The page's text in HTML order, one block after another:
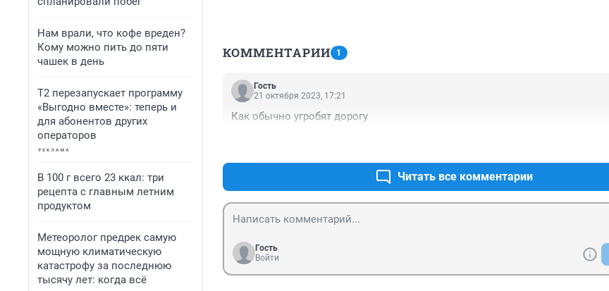
Нам врали, что кофе вреден?
Кому можно пить до пяти
чашек в день
Т2 перезапускает программу
«Выгодно вместе»: теперь и
для абонентов других
операторов
В 100 г всего 23 ккал: три
рецепта с главным летним
продуктом
Метеоролог предрек самую
мощную климатическую
катастрофу за последнюю
тысячу лет: когда всё
КОММЕНТАРИИ 1
Гость
21 октября 2023, 17:21
Как обычно угробят дорогу
Читать все комментарии
Гость
Войти